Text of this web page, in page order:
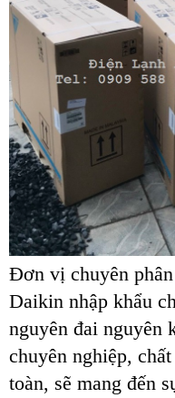
Đơn vị chuyên
Daikin nhập khẩu
nguyên đai nguyên
chuyên nghiệp,
toàn, sẽ mang đến